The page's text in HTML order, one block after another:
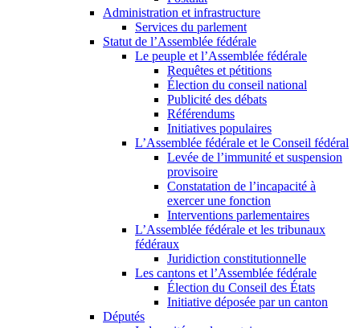
Administration et infrastructure
Services du parlement
Statut de l’Assemblée fédérale
Le peuple et l’Assemblée fédérale
Requêtes et pétitions
Élection du conseil national
Publicité des débats
Référendums
Initiatives populaires
L’Assemblée fédérale et le Conseil fédéral
Levée de l’immunité et suspension
provisoire
Constatation de l’incapacité à
exercer une fonction
Interventions parlementaires
L’Assemblée fédérale et les tribunaux
fédéraux
Juridiction constitutionnelle
Les cantons et l’Assemblée fédérale
Élection du Conseil des États
Initiative déposée par un canton
Députés